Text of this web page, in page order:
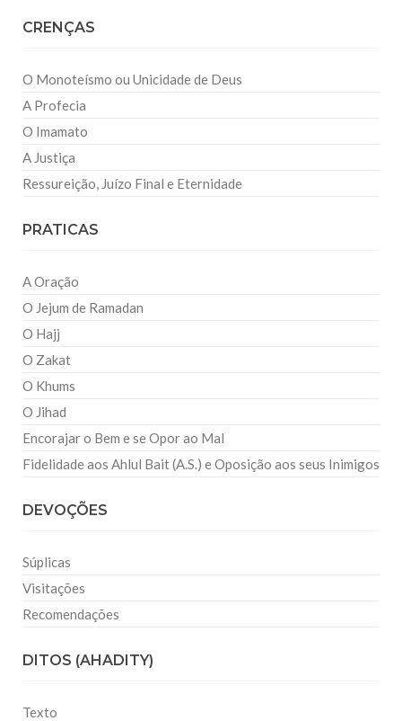
CRENÇAS
O Monoteísmo ou Unicidade de Deus
A Profecia
O Imamato
A Justiça
Ressureição, Juízo Final e Eternidade
PRATICAS
A Oração
O Jejum de Ramadan
O Hajj
O Zakat
O Khums
O Jihad
Encorajar o Bem e se Opor ao Mal
Fidelidade aos Ahlul Bait (A.S.) e Oposição aos seus Inimigos
DEVOÇÕES
Súplicas
Visitações
Recomendações
DITOS (AHADITY)
Texto